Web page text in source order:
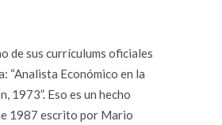
de sus currículums oficiales
“Analista Económico en la
1973”. Eso es un hecho
1987 escrito por Mario